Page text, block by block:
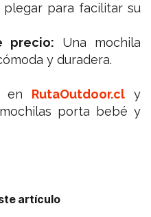
para facilitar su
precio: Una mochila
y duradera.
en RutaOutdoor.cly
porta bebé y
artículo